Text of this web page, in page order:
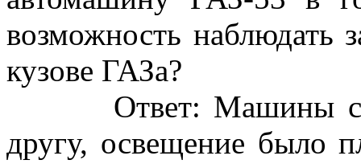
возможность наблюдать
кузове ГАЗа?
Ответ: Машины
другу, освещение было